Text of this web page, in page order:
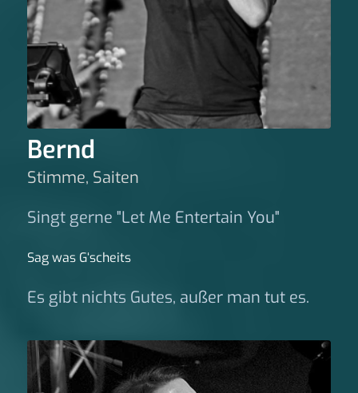
Bernd
Stimme, Saiten
Singt gerne "Let Me Entertain You"
Sag was G‘scheits
Es gibt nichts Gutes, außer man tut es.